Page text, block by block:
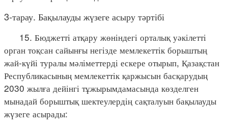
3-тарау. Бақылауды жүзеге асыру тәртібі
15. Бюджетті атқару жөніндегі орталық уәкілетті
орган тоқсан сайынғы негізде мемлекеттік борыштың
жай-күйі туралы мәліметтерді ескере отырып, Қазақстан
Республикасының мемлекеттік қаржысын басқарудың
2030 жылға дейінгі тұжырымдамасында көзделген
мынадай борыштық шектеулердің сақталуын бақылауды
жүзеге асырады: